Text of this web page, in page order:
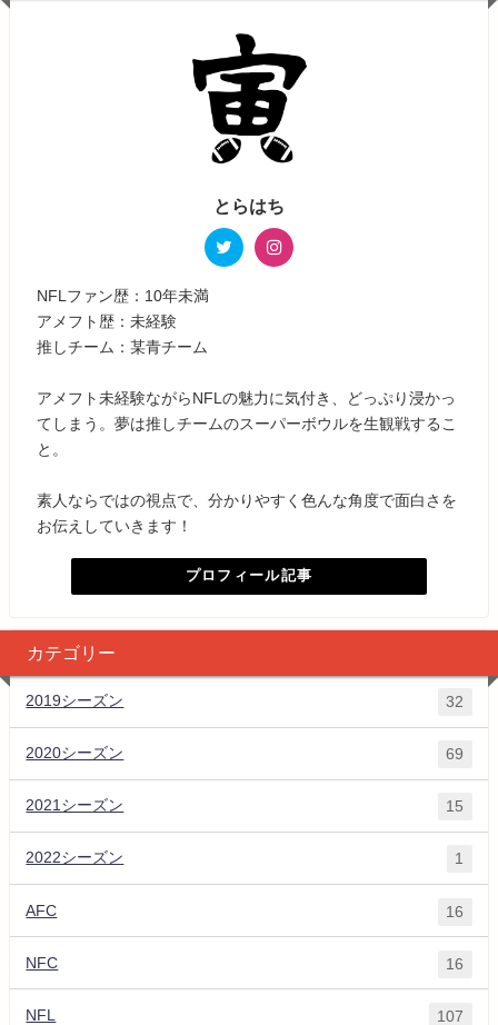
とらはち
NFLファン歴：10年未満
アメフト歴：未経験
推しチーム：某青チーム
アメフト未経験ながらNFLの魅力に気付き、どっぷり浸かっ
てしまう。夢は推しチームのスーパーボウルを生観戦するこ
と。
素人ならではの視点で、分かりやすく色んな角度で面白さを
お伝えしていきます！
プロフィール記事
カテゴリー
2019シーズン 32
2020シーズン 69
2021シーズン 15
2022シーズン 1
AFC 16
NFC 16
NFL 107